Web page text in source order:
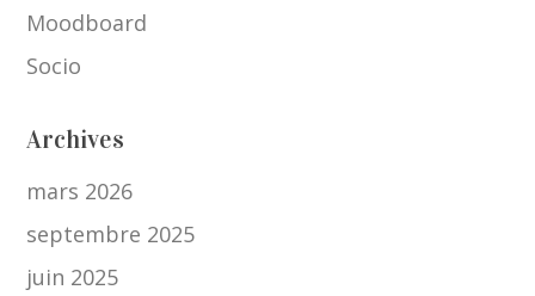
Moodboard
Socio
Archives
mars 2026
septembre 2025
juin 2025